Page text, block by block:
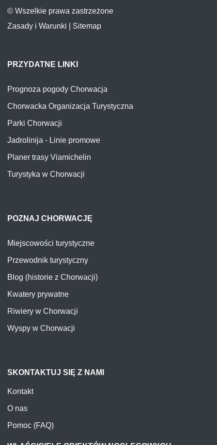
© Wszelkie prawa zastrzeżone
Zasady i Warunki
Sitemap
PRZYDATNE LINKI
Prognoza pogody Chorwacja
Chorwacka Organizacja Turystyczna
Parki Chorwacji
Jadrolinija - Linie promowe
Planer trasy Viamichelin
Turystyka w Chorwacji
POZNAJ CHORWACJĘ
Miejscowości turystyczne
Przewodnik turystyczny
Blog (historie z Chorwacji)
Kwatery prywatne
Riwiery w Chorwacji
Wyspy w Chorwacji
SKONTAKTUJ SIĘ Z NAMI
Kontakt
O nas
Pomoc (FAQ)